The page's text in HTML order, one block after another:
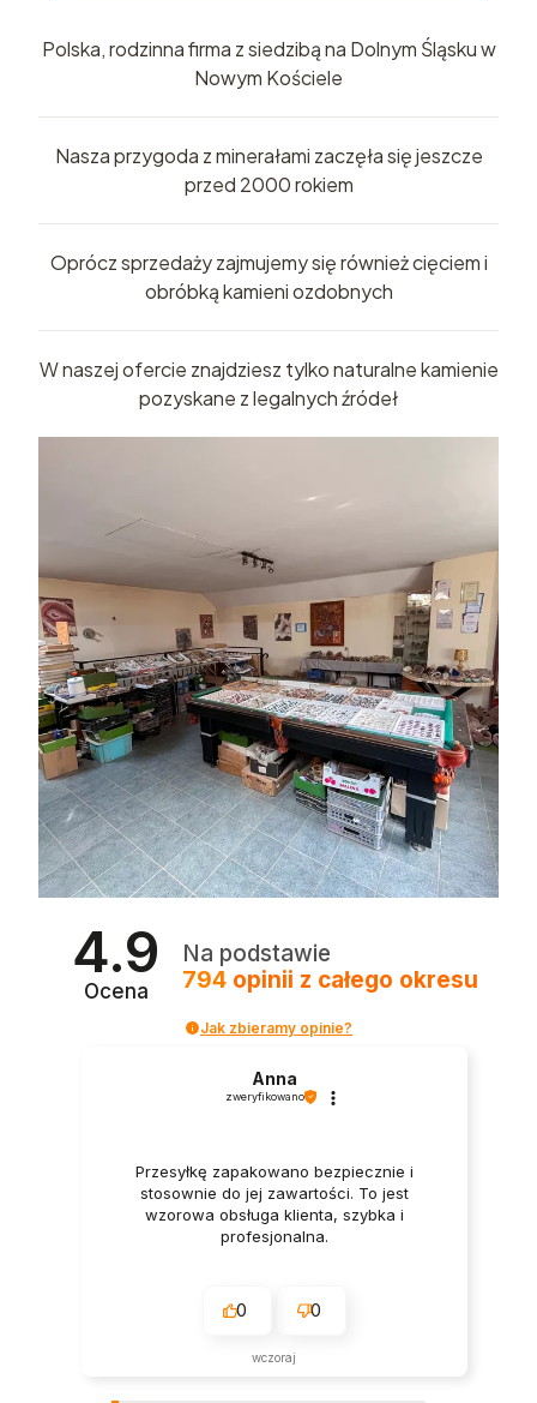
Polska, rodzinna firma z siedzibą na Dolnym Śląsku w
Nowym Kościele
Nasza przygoda z minerałami zaczęła się jeszcze
przed 2000 rokiem
Oprócz sprzedaży zajmujemy się również cięciem i
obróbką kamieni ozdobnych
W naszej ofercie znajdziesz tylko naturalne kamienie
pozyskane z legalnych źródeł
4.9
Ocena
Na podstawie
794 opinii z całego okresu
Jak zbieramy opinie?
Anna
zweryfikowano
Przesyłkę zapakowano bezpiecznie i
stosownie do jej zawartości. To jest
wzorowa obsługa klienta, szybka i
profesjonalna.
0 0
wczoraj